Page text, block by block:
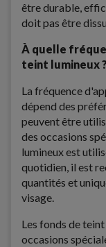
être durable,
doit pas être
À quelle
teint lumineux ?
La fréquence
dépend des
peuvent être
des occasions
lumineux est
quotidien, il est
quantités et
visage.
Les fonds de
occasions